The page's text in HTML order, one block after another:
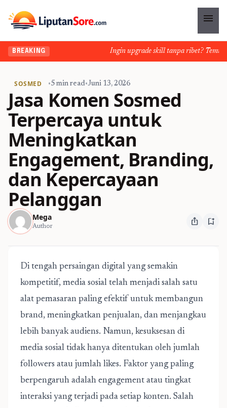
menu
BREAKING Ingin upgrade skill tanpa ribet?
SOSMED •5 min read•Juni 13, 2026
Jasa Komen Sosmed
Terpercaya untuk
Meningkatkan
Engagement, Branding,
dan Kepercayaan
Pelanggan
Mega
Author ios_share bookmark_add
Di tengah persaingan digital yang semakin
kompetitif, media sosial telah menjadi salah satu
alat pemasaran paling efektif untuk membangun
brand, meningkatkan penjualan, dan menjangkau
lebih banyak audiens. Namun, kesuksesan di
media sosial tidak hanya ditentukan oleh jumlah
followers atau jumlah likes. Faktor yang paling
berpengaruh adalah engagement atau tingkat
interaksi yang terjadi pada setiap konten. Salah